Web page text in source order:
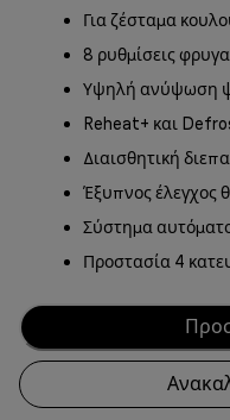
Για ζέσταμα
8 ρυθμίσεις
Υψηλή ανύψωση
Reheat+ και
Διαισθητική
Έξυπνος έλεγχος
Σύστημα
Προστασία 4